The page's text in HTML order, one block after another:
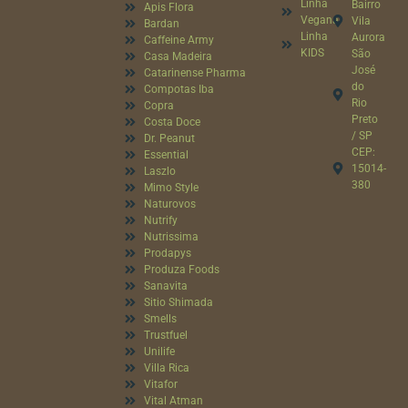
Apis Flora
Bardan
Caffeine Army
Casa Madeira
Catarinense Pharma
Compotas Iba
Copra
Costa Doce
Dr. Peanut
Essential
Laszlo
Mimo Style
Naturovos
Nutrify
Nutrissima
Prodapys
Produza Foods
Sanavita
Sitio Shimada
Smells
Trustfuel
Unilife
Villa Rica
Vitafor
Vital Atman
Linha
Vegana
Linha
KIDS
Bairro
Vila
Aurora
São
José
do
Rio
Preto
/ SP
CEP:
15014-
380